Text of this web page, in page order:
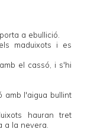
a ebullició.
maduixots i es
el cassó, i s'hi
amb l'aigua bullint
hauran tret
a la nevera.